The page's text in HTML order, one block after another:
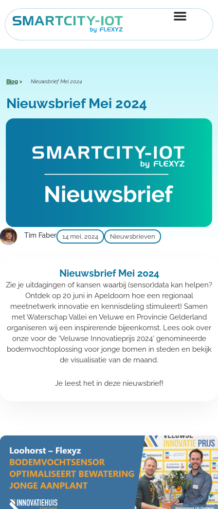
naar
de
inhoud
Blog > Nieuwsbrief Mei 2024
Nieuwsbrief Mei 2024
Tim Faber 14 mei, 2024 Nieuwsbrieven
Nieuwsbrief Mei 2024
Zie je uitdagingen of kansen waarbij (sensor)data kan helpen?
Ontdek op 20 juni in Apeldoorn hoe een regionaal
meetnetwerk innovatie en kennisdeling stimuleert! Samen
met Waterschap Vallei en Veluwe en Provincie Gelderland
organiseren wij een inspirerende bijeenkomst. Lees ook over
onze voor de ‘Veluwse Innovatieprijs 2024’ genomineerde
bodemvochtoplossing voor jonge bomen in steden en bekijk
de visualisatie van de maand.
Je leest het in deze nieuwsbrief!